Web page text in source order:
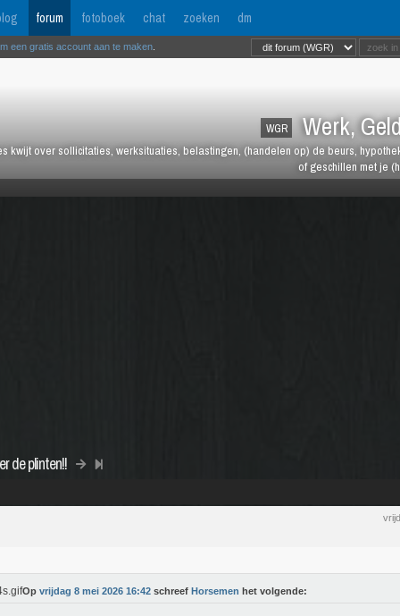
forum fotoboek chat zoeken dm
WGR Werk,
kwijt over sollicitaties, werksituaties, belastingen, (handelen op) de beurs,
of geschillen met je
een gratis account aan te maken
de plinten!!
Op vrijdag 8 mei 2026 16:42 schreef Horsemen het volgende: